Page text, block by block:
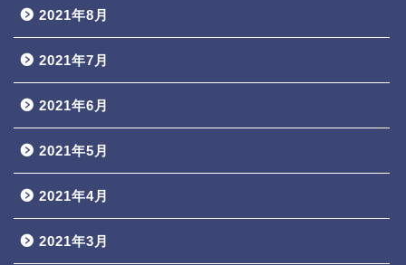
2021年8月
2021年7月
2021年6月
2021年5月
2021年4月
2021年3月